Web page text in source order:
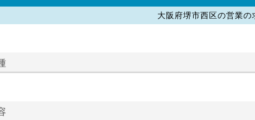
大阪府堺市西区の営業の